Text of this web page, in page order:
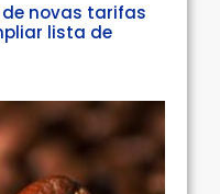
de novas tarifas
lista de